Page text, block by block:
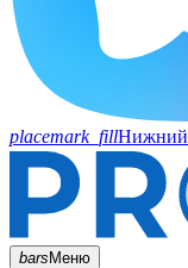
placemark_fillНижний
barsМеню